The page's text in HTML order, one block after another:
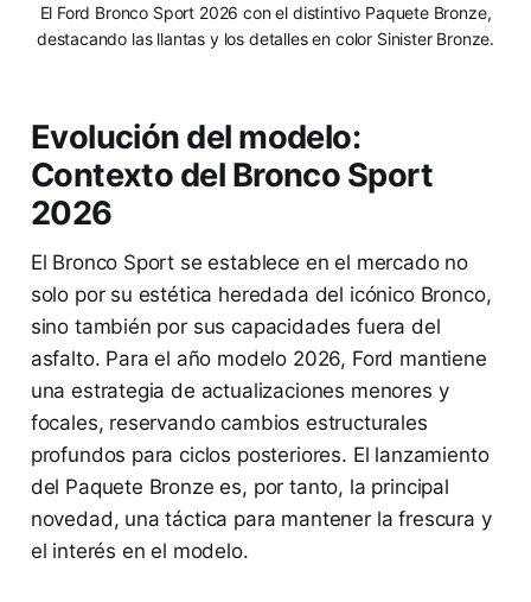
El Ford Bronco Sport 2026 con el distintivo Paquete Bronze,
destacando las llantas y los detalles en color Sinister Bronze.
Evolución del modelo:
Contexto del Bronco Sport
2026
El Bronco Sport se establece en el mercado no
solo por su estética heredada del icónico Bronco,
sino también por sus capacidades fuera del
asfalto. Para el año modelo 2026, Ford mantiene
una estrategia de actualizaciones menores y
focales, reservando cambios estructurales
profundos para ciclos posteriores. El lanzamiento
del Paquete Bronze es, por tanto, la principal
novedad, una táctica para mantener la frescura y
el interés en el modelo.